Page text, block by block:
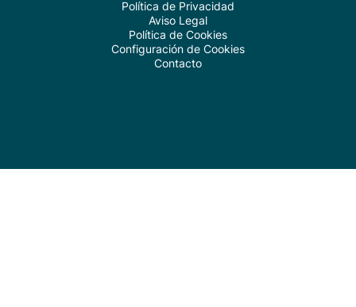
Política de Privacidad
Aviso Legal
Política de Cookies
Configuración de Cookies
Contacto